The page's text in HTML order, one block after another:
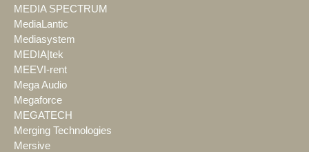
MEDIA SPECTRUM
MediaLantic
Mediasystem
MEDIA|tek
MEEVI-rent
Mega Audio
Megaforce
MEGATECH
Merging Technologies
Mersive